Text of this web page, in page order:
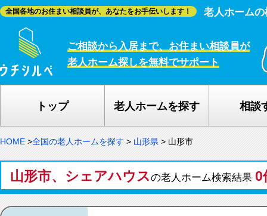
全国各地のお住まい相談員が、あなたをお手伝いします！ 老人ホーム
ご相談から入居まで、お住まい相談員が
老人ホーム探しを無料でサポート
トップ 老人ホームを探す 相談
HOME >全国の老人ホームを探す > 山形県 > 山形市
山形市、シェアハウスの老人ホーム検索結果 0